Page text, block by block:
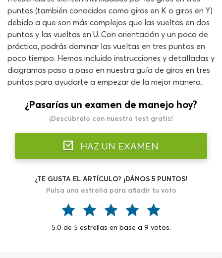
puntos (también conocidos como giros en K o giros en Y)
debido a que son más complejos que las vueltas en dos
puntos y las vueltas en U. Con orientación y un poco de
práctica, podrás dominar las vueltas en tres puntos en
poco tiempo. Hemos incluido instrucciones y detalladas y
diagramas paso a paso en nuestra guía de giros en tres
puntos para ayudarte a empezar de la mejor manera.
¿Pasarías un examen de manejo hoy?
¡Descúbrelo con nuestro test gratis!
HAZ UN EXAMEN
¿TE GUSTA EL ARTÍCULO? ¡DÁNOS 5 PUNTOS!
Pulsa una estrella para añadir tu voto
5.0 de 5 estrellas en base a 9 votos.